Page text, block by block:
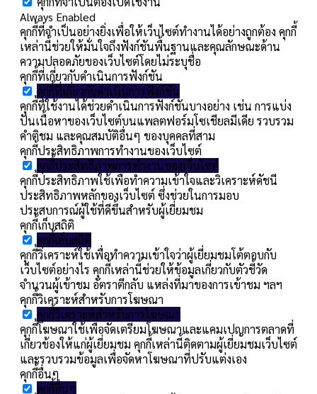
Always Enabled
คุกกี้ที่จำเป็นอย่างยิ่งเพื่อให้เว็บไซต์ทำงานได้อย่างถูกต้อง คุกกี้
เหล่านี้ช่วยให้มั่นใจถึงฟังก์ชันพื้นฐานและคุณลักษณะด้าน
ความปลอดภัยของเว็บไซต์โดยไม่ระบุชื่อ
คุกกี้ที่เกี่ยวกับดำเนินการฟังก์ชัน
คุกกี้ที่เกี่ยวกับดำเนินการฟังก์ชัน
คุกกี้ที่ใช้งานได้ช่วยดำเนินการฟังก์ชันบางอย่าง เช่น การแบ่ง
ปันเนื้อหาของเว็บไซต์บนแพลตฟอร์มโซเชียลมีเดีย รวบรวม
คำติชม และคุณสมบัติอื่นๆ ของบุคคลที่สาม
คุกกี้ประสิทธิภาพการทำงานของเว็บไซต์
คุกกี้ประสิทธิภาพการทำงานของเว็บไซต์
คุกกี้ประสิทธิภาพใช้เพื่อทำความเข้าใจและวิเคราะห์ดัชนี
ประสิทธิภาพหลักของเว็บไซต์ ซึ่งช่วยในการมอบ
ประสบการณ์ผู้ใช้ที่ดีขึ้นสำหรับผู้เยี่ยมชม
คุกกี้เก็บสถิติ
คุกกี้เก็บสถิติ
คุกกี้วิเคราะห์ใช้เพื่อทำความเข้าใจว่าผู้เยี่ยมชมโต้ตอบกับ
เว็บไซต์อย่างไร คุกกี้เหล่านี้ช่วยให้ข้อมูลเกี่ยวกับตัวชี้วัด
จำนวนผู้เข้าชม อัตราตีกลับ แหล่งที่มาของการเข้าชม ฯลฯ
คุกกี้วิเคราะห์สำหรับการโฆษณา
คุกกี้วิเคราะห์สำหรับการโฆษณา
คุกกี้โฆษณาใช้เพื่อจัดเตรียมโฆษณาและแคมเปญการตลาดที่
เกี่ยวข้องให้แก่ผู้เยี่ยมชม คุกกี้เหล่านี้ติดตามผู้เยี่ยมชมเว็บไซต์
และรวบรวมข้อมูลเพื่อจัดหาโฆษณาที่ปรับแต่งเอง
คุกกี้อื่นๆ
คุกกี้อื่นๆ